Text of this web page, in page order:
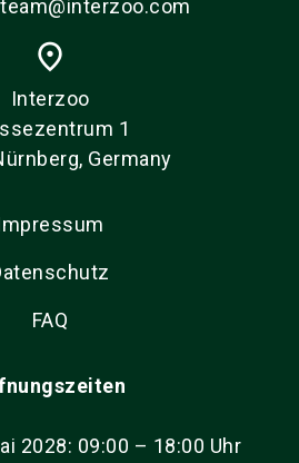
place
Interzoo
1
Germany
FAQ
2028: 09:00 – 18:00 Uhr